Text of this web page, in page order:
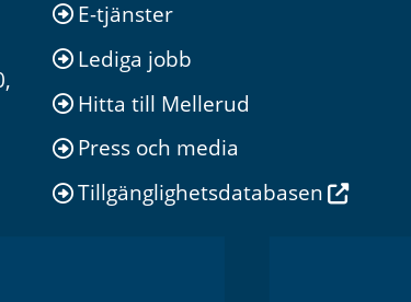
E-tjänster
Lediga jobb
Hitta till Mellerud
Press och media
Tillgänglighetsdatabasen